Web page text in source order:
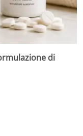
di